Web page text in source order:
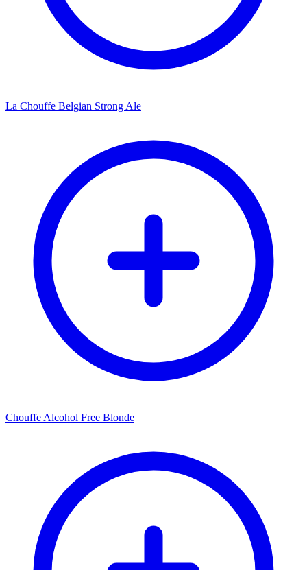
La Chouffe Belgian Strong Ale
Chouffe Alcohol Free Blonde